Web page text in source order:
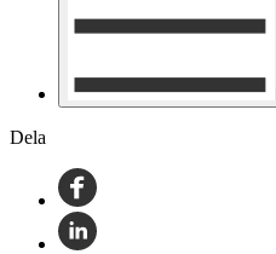
Dela